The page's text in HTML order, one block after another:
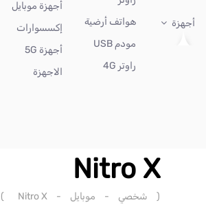
أجهزة
هواتف أرضية
مودم USB
راوتر 4G
أجهزة موبايل
إكسسوارات
أجهزة 5G
الاجهزة
Nitro X
( شخصي - موبايل -
Nitro X
)